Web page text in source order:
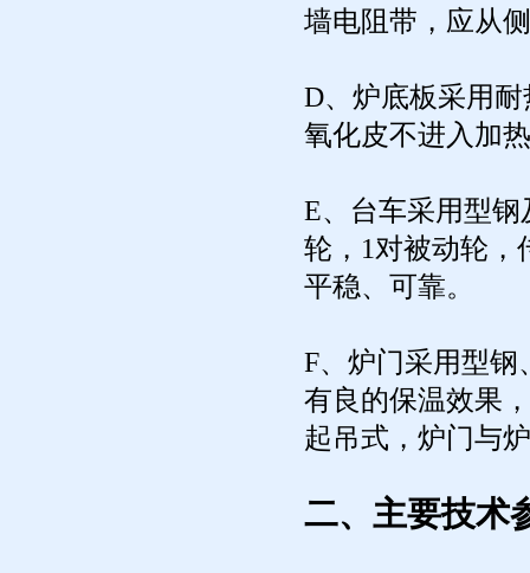
墙电阻带，应从
D、炉底板采用
氧化皮不进入加
E、台车采用型
轮，1对被动轮，
平稳、可靠。
F、炉门采用型钢
有良的保温效果
起吊式，炉门与
二、主要技术